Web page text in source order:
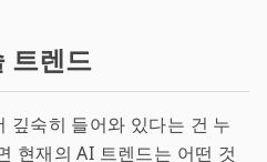
트렌드
깊숙히 들어와 있다는 건 누
현재의 AI 트렌드는 어떤 것